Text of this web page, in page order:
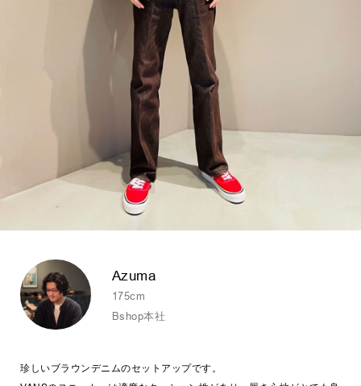
Azuma
175cm
Bshop本社
珍しいブラウンデニムのセットアップです。